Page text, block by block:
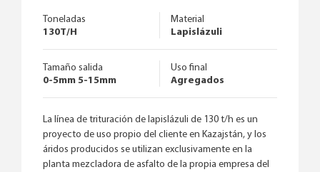
Toneladas
130T/H
Material
Lapislázuli
Tamaño salida
0-5mm 5-15mm
Uso final
Agregados
La línea de trituración de lapislázuli de 130 t/h es un
proyecto de uso propio del cliente en Kazajstán, y los
áridos producidos se utilizan exclusivamente en la
planta mezcladora de asfalto de la propia empresa del